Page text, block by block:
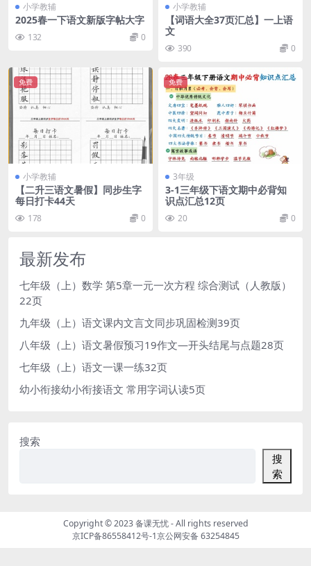
小学教辅
2025春一下语文新版字帖大字
132 0
小学教辅
【词语大全37页汇总】一上语
文
390 0
免费
小学教辅
【二升三语文暑假】同步生字
每日打卡44天
178 0
免费
3年级
3-1三年级下语文期中必背知
识点汇总12页
20 0
最新发布
七年级（上）数学 第5章一元一次方程 综合测试（人教版）
22页
九年级（上）语文课内文言文同步巩固检测39页
八年级（上）语文暑假预习19作文—开头结尾与点题28页
七年级（上）语文一课一练32页
幼小衔接幼小衔接语文 常用字词认读5页
搜索
搜
索
Copyright © 2023备课无忧- All rights reserved
京ICP备86558412号-1京公网安备 63254845